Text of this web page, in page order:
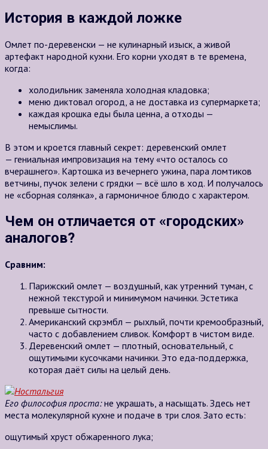
История в каждой ложке
Омлет по-деревенски — не кулинарный изыск, а живой
артефакт народной кухни. Его корни уходят в те времена,
когда:
холодильник заменяла холодная кладовка;
меню диктовал огород, а не доставка из супермаркета;
каждая крошка еды была ценна, а отходы —
немыслимы.
В этом и кроется главный секрет: деревенский омлет
— гениальная импровизация на тему «что осталось со
вчерашнего». Картошка из вечернего ужина, пара ломтиков
ветчины, пучок зелени с грядки — всё шло в ход. И получалось
не «сборная солянка», а гармоничное блюдо с характером.
Чем он отличается от «городских»
аналогов?
Сравним:
Парижский омлет — воздушный, как утренний туман, с
нежной текстурой и минимумом начинки. Эстетика
превыше сытности.
Американский скрэмбл — рыхлый, почти кремообразный,
часто с добавлением сливок. Комфорт в чистом виде.
Деревенский омлет — плотный, основательный, с
ощутимыми кусочками начинки. Это еда-поддержка,
которая даёт силы на целый день.
Его философия проста:не украшать, а насыщать. Здесь нет
места молекулярной кухне и подаче в три слоя. Зато есть:
ощутимый хруст обжаренного лука;